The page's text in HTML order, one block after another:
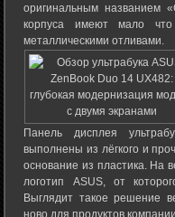
оригинальным названием
корпуса имеют мало
металлическими отливами.
Панель дисплея
выполнены из лёгкого и
основание из пластика. На
логотип ASUS, от
Выглядит такое решение